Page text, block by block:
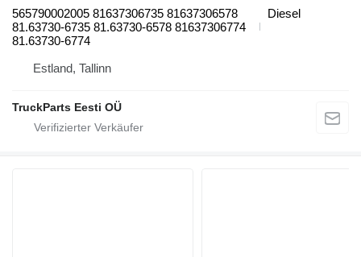
565790002005 81637306735 81637306578
81.63730-6735 81.63730-6578 81637306774
81.63730-6774
Diesel
Estland, Tallinn
TruckParts Eesti OÜ